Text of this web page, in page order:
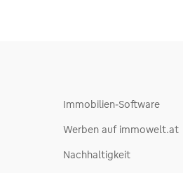
Immobilien-Software
Werben auf immowelt.at
Nachhaltigkeit